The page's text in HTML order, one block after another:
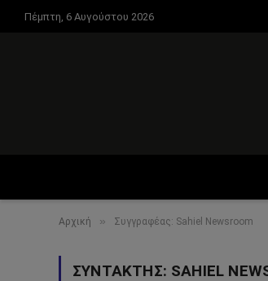
Πέμπτη, 6 Αυγούστου 2026
Αρχική » Συγγραφέας: Sahiel Newsroom
ΣΥΝΤΆΚΤΗΣ: SAHIEL